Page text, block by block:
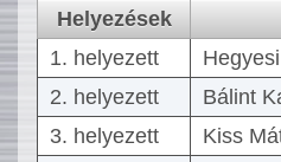
Helyezések
1. helyezett
2. helyezett
Bálint
3. helyezett
Kiss